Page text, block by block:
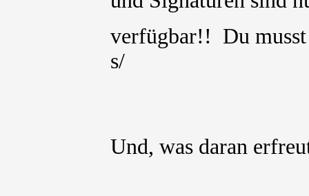
verfügbar!! Du
s/
Und, was daran